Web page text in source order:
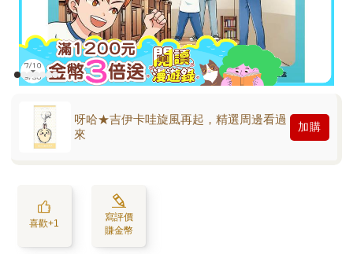
呀哈★吉伊卡哇旋風再起，精選周邊看過
來
加購
喜歡+1
寫評價
賺金幣